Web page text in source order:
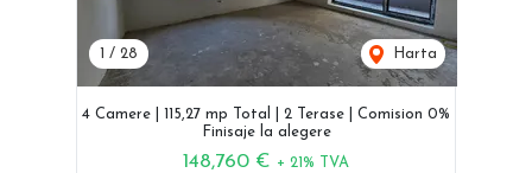
1 / 28 Harta
4 Camere | 115,27 mp Total | 2 Terase | Comision 0%
Finisaje la alegere
148,760 € + 21% TVA